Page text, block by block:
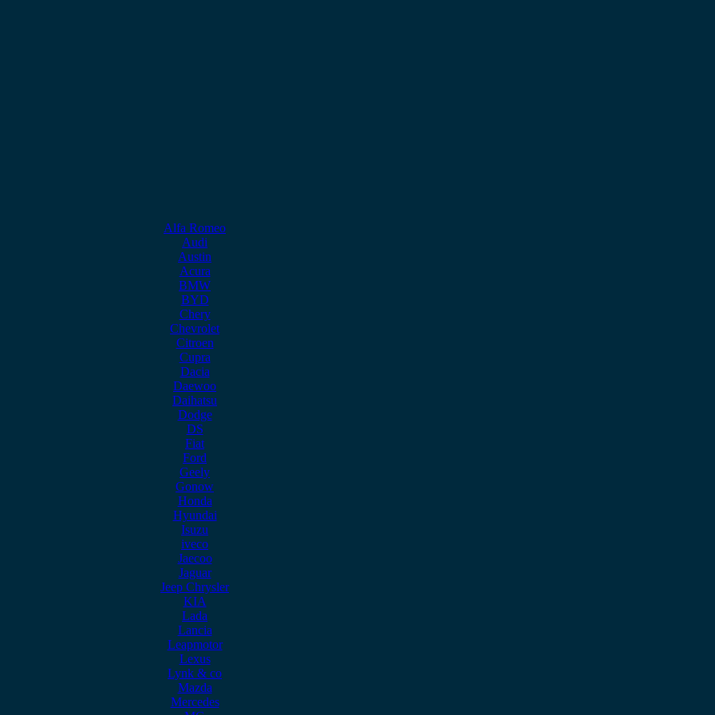
Alfa Romeo
Audi
Austin
Acura
BMW
BYD
Chery
Chevrolet
Citroen
Cupra
Dacia
Daewoo
Daihatsu
Dodge
DS
Fiat
Ford
Geely
Gonow
Honda
Hyundai
Isuzu
iveco
Jaecoo
Jaguar
Jeep Chrysler
KIA
Lada
Lancia
Leapmotor
Lexus
Lynk & co
Mazda
Mercedes